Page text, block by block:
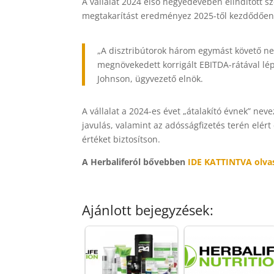
megtakarítást eredményez 2025-től
„A disztribútorok három egymást követő
megnövekedett korrigált EBITDA-rátával
Johnson, ügyvezető elnök.
A vállalat a 2024-es évet „átalakító évnek”
javulás, valamint az adósságfizetés terén
értéket biztosítson.
A Herbaliferól bővebben IDE KATTINTVA
Ajánlott bejegyzések: